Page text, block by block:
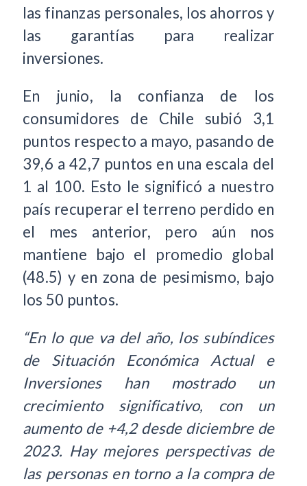
las finanzas personales, los ahorros y
las garantías para realizar
inversiones.
En junio, la confianza de los
consumidores de Chile subió 3,1
puntos respecto a mayo, pasando de
39,6 a 42,7 puntos en una escala del
1 al 100. Esto le significó a nuestro
país recuperar el terreno perdido en
el mes anterior, pero aún nos
mantiene bajo el promedio global
(48.5) y en zona de pesimismo, bajo
los 50 puntos.
“En lo que va del año, los subíndices
de Situación Económica Actual e
Inversiones han mostrado un
crecimiento significativo, con un
aumento de +4,2 desde diciembre de
2023. Hay mejores perspectivas de
las personas en torno a la compra de